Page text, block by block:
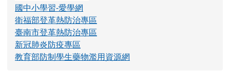
國中小學習-愛學網
衛福部登革熱防治專區
臺南市登革熱防治專區
新冠肺炎防疫專區
教育部防制學生藥物濫用資源網